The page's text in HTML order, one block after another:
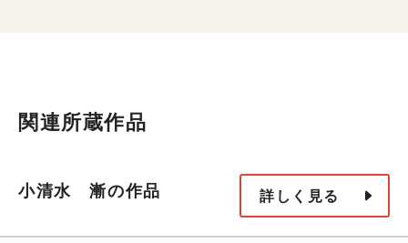
関連所蔵作品
小清水 漸の作品 詳しく見る